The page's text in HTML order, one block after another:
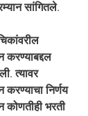
सांगितले.
करण्याबद्दल
त्यावर
करण्याचा निर्णय
भरती